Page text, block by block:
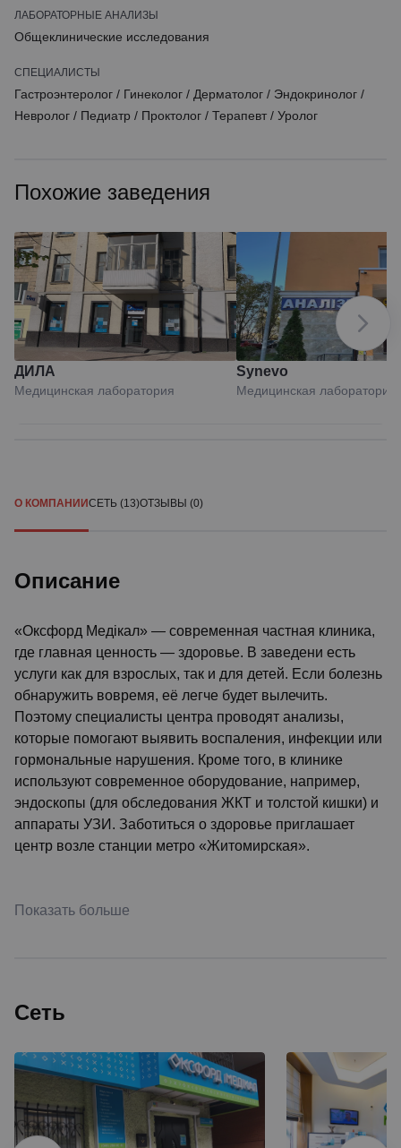
ЛАБОРАТОРНЫЕ АНАЛИЗЫ
Общеклинические исследования
СПЕЦИАЛИСТЫ
Гастроэнтеролог / Гинеколог / Дерматолог / Эндокринолог /
Невролог / Педиатр / Проктолог / Терапевт / Уролог
Похожие заведения
ДИЛА
Медицинская лаборатория
Synevo
Медицинская лаборатория
О КОМПАНИИСЕТЬ (13)ОТЗЫВЫ (0)
Описание
«Оксфорд Медікал» — современная частная клиника,
где главная ценность — здоровье. В заведени есть
услуги как для взрослых, так и для детей. Если болезнь
обнаружить вовремя, её легче будет вылечить.
Поэтому специалисты центра проводят анализы,
которые помогают выявить воспаления, инфекции или
гормональные нарушения. Кроме того, в клинике
используют современное оборудование, например,
эндоскопы (для обследования ЖКТ и толстой кишки) и
аппараты УЗИ. Заботиться о здоровье приглашает
центр возле станции метро «Житомирская».
Показать больше
Сеть